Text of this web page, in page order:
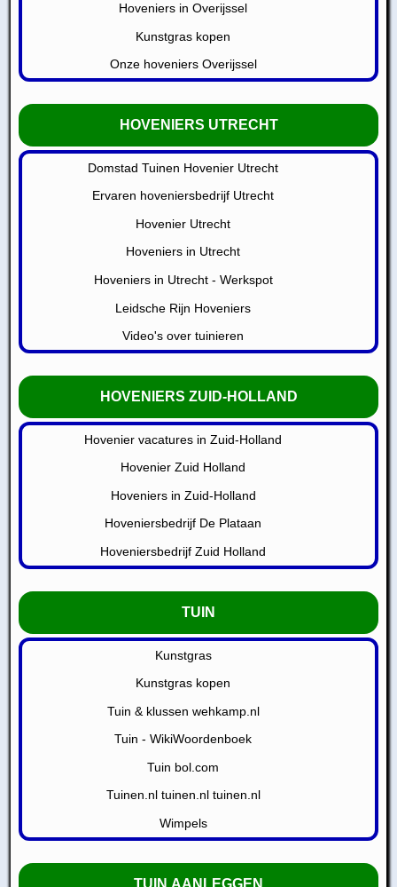
Hoveniers in Overijssel
Kunstgras kopen
Onze hoveniers Overijssel
HOVENIERS UTRECHT
Domstad Tuinen Hovenier Utrecht
Ervaren hoveniersbedrijf Utrecht
Hovenier Utrecht
Hoveniers in Utrecht
Hoveniers in Utrecht - Werkspot
Leidsche Rijn Hoveniers
Video's over tuinieren
HOVENIERS ZUID-HOLLAND
Hovenier vacatures in Zuid-Holland
Hovenier Zuid Holland
Hoveniers in Zuid-Holland
Hoveniersbedrijf De Plataan
Hoveniersbedrijf Zuid Holland
TUIN
Kunstgras
Kunstgras kopen
Tuin & klussen wehkamp.nl
Tuin - WikiWoordenboek
Tuin bol.com
Tuinen.nl tuinen.nl tuinen.nl
Wimpels
TUIN AANLEGGEN